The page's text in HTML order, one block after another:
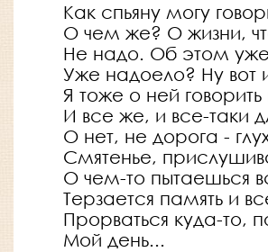
Как спьяну могу
О чем же? О жизни,
Не надо. Об этом
Уже надоело? Ну вот
Я тоже о ней говорить
И все же, и все-таки
О нет, не дорога -
Смятенье,
О чем-то пытаешься
Терзается память и
Прорваться куда-то,
Мой день...